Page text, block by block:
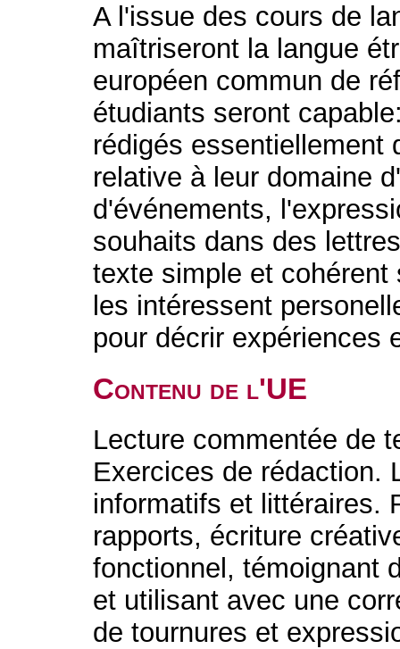
A l'issue des cours de
maîtriseront la langue
européen commun de
étudiants seront
rédigés essentiellement
relative à leur domaine
d'événements,
souhaits dans des
texte simple et
les intéressent
pour décrir expériences
Contenu de l'UE
Lecture commentée de
Exercices de rédaction.
informatifs et littéraires.
rapports, écriture
fonctionnel, témoignant
et utilisant avec une
de tournures et